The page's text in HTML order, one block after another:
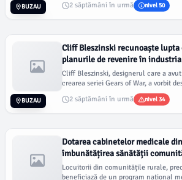
2 săptămâni în urmă
nivel 50
BUZAU
Cliff Bleszinski recunoaște
planurile de revenire în
Cliff Bleszinski, designerul care a
crearea seriei Gears of War, a vorbit
2 săptămâni în urmă
nivel 34
BUZAU
Dotarea cabinetelor medicale
îmbunătățirea sănătății
Locuitorii din comunitățile rurale,
beneficiază de un program național